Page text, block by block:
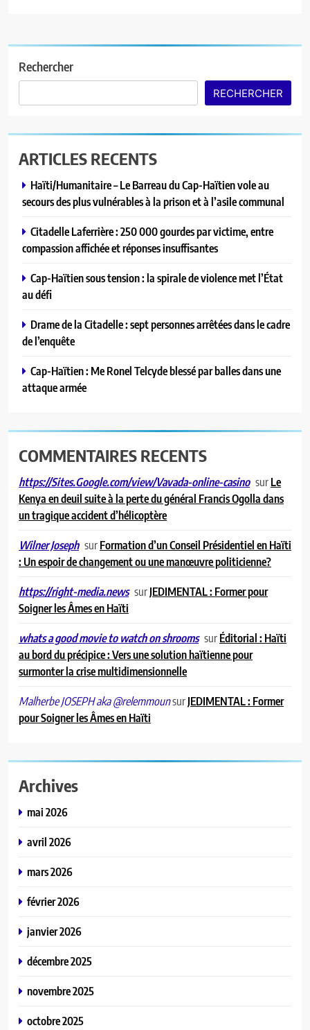
Rechercher
RECHERCHER
ARTICLES RECENTS
Haïti/Humanitaire – Le Barreau du Cap-Haïtien vole au
secours des plus vulnérables à la prison et à l’asile communal
Citadelle Laferrière : 250 000 gourdes par victime, entre
compassion affichée et réponses insuffisantes
Cap-Haïtien sous tension : la spirale de violence met l’État
au défi
Drame de la Citadelle : sept personnes arrêtées dans le cadre
de l’enquête
Cap-Haïtien : Me Ronel Telcyde blessé par balles dans une
attaque armée
COMMENTAIRES RECENTS
https://Sites.Google.com/view/Vavada-online-casino surLe
Kenya en deuil suite à la perte du général Francis Ogolla dans
un tragique accident d’hélicoptère
Wilner Joseph surFormation d’un Conseil Présidentiel en Haïti
: Un espoir de changement ou une manœuvre politicienne?
https://right-media.news surJEDIMENTAL : Former pour
Soigner les Âmes en Haïti
whats a good movie to watch on shrooms surÉditorial : Haïti
au bord du précipice : Vers une solution haïtienne pour
surmonter la crise multidimensionnelle
Malherbe JOSEPH aka @relemmounsurJEDIMENTAL : Former
pour Soigner les Âmes en Haïti
Archives
mai 2026
avril 2026
mars 2026
février 2026
janvier 2026
décembre 2025
novembre 2025
octobre 2025